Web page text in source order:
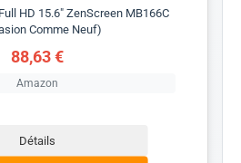
HD 15.6" ZenScreen MB166C
Comme Neuf)
88,63 €
Amazon
Détails